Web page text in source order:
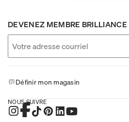
DEVENEZ MEMBRE BRILLIANCE
Définir mon magasin
NOUS SUIVRE